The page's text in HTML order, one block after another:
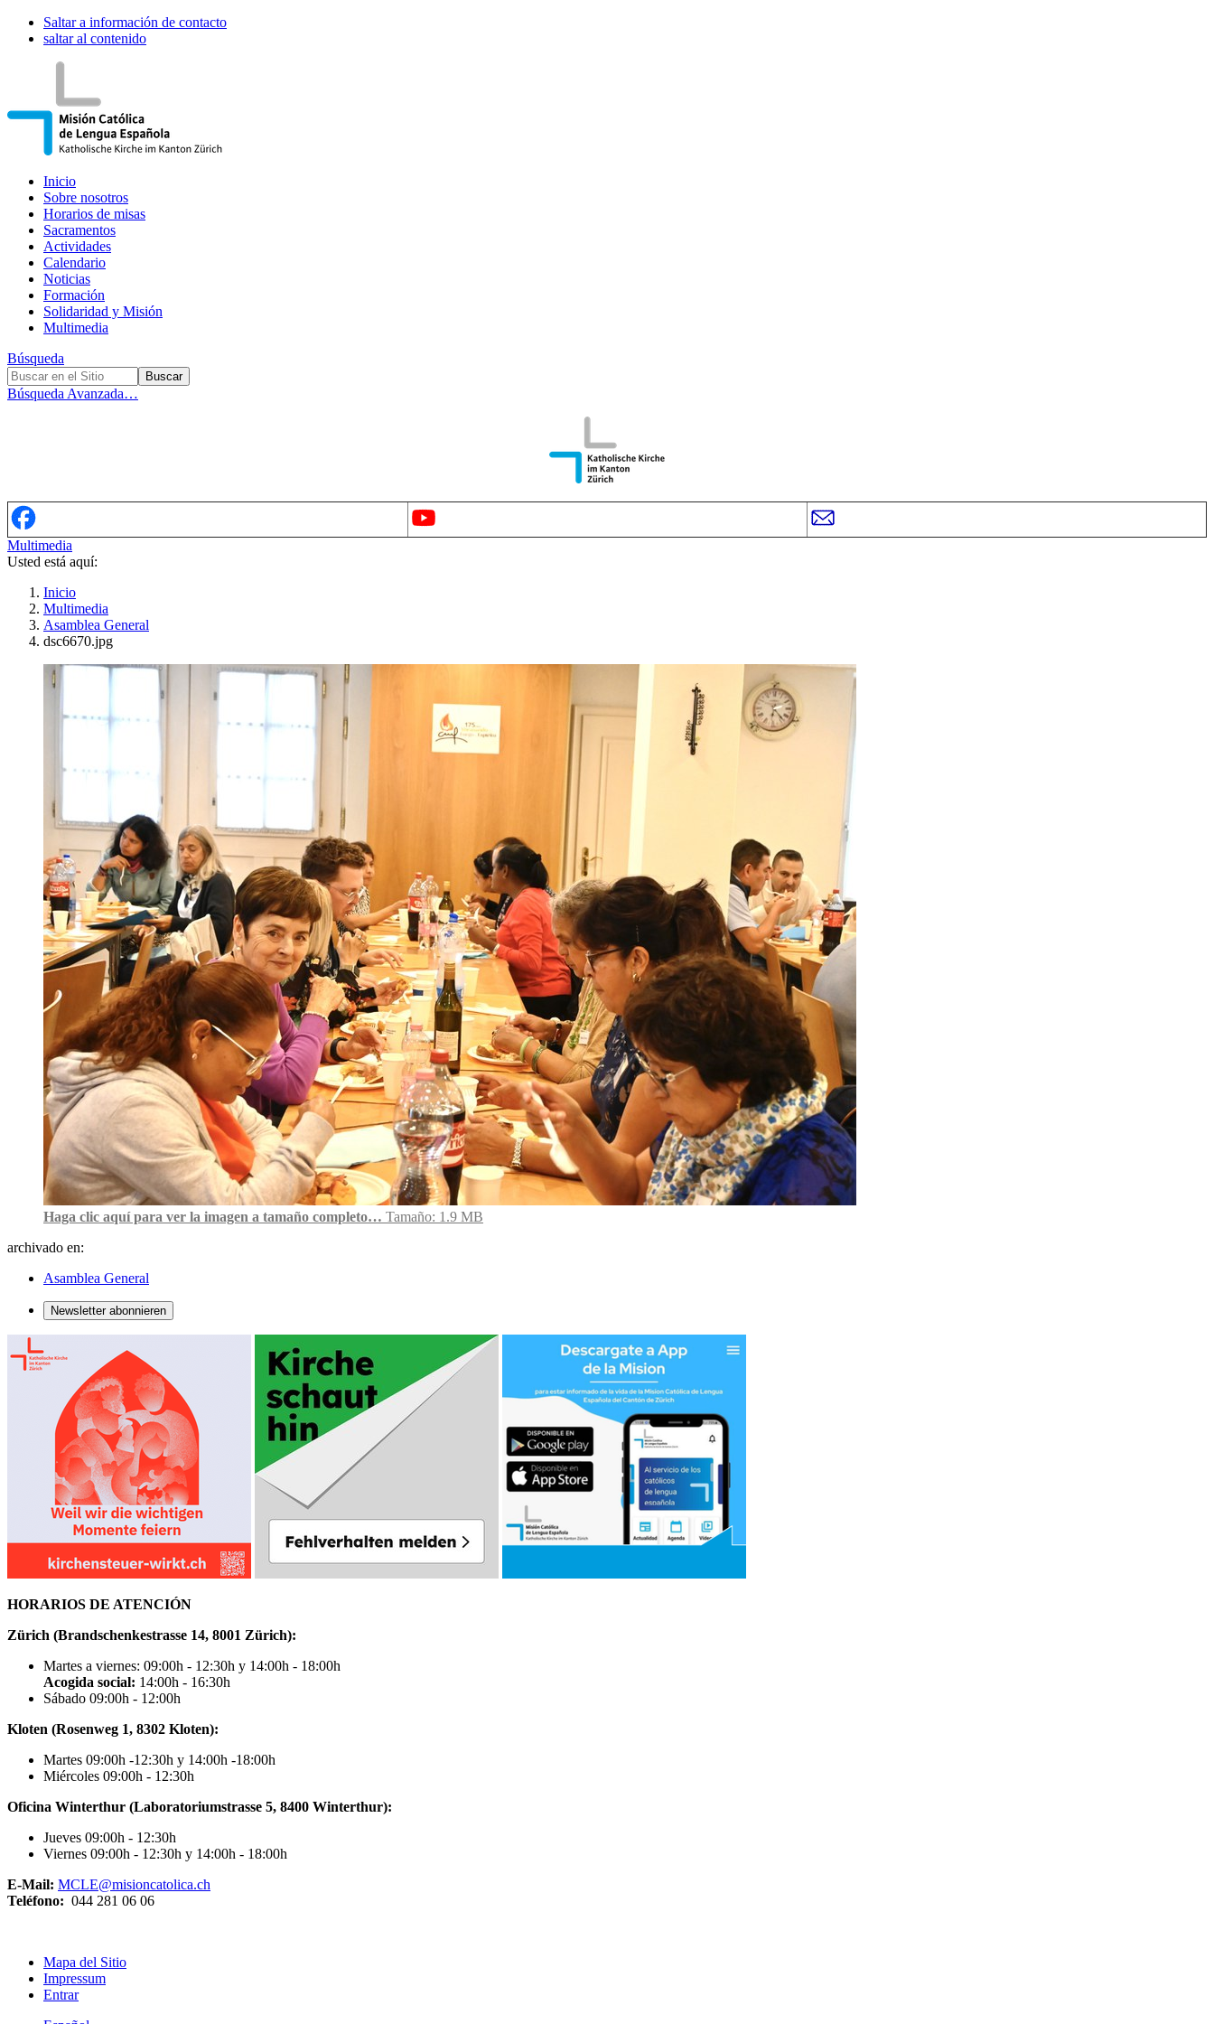
Saltar a información de contacto
saltar al contenido
Inicio
Sobre nosotros
Horarios de misas
Sacramentos
Actividades
Calendario
Noticias
Formación
Solidaridad y Misión
Multimedia
Búsqueda
Búsqueda Avanzada…
Multimedia
Usted está aquí:
Inicio
Multimedia
Asamblea General
dsc6670.jpg
Haga clic aquí para ver la imagen a tamaño completo… Tamaño: 1.9 MB
archivado en:
Asamblea General
Newsletter abonnieren
HORARIOS DE ATENCIÓN
Zürich (Brandschenkestrasse 14, 8001 Zürich):
Martes a viernes: 09:00h - 12:30h y 14:00h - 18:00h
Acogida social: 14:00h - 16:30h
Sábado 09:00h - 12:00h
Kloten (Rosenweg 1, 8302 Kloten):
Martes 09:00h -12:30h y 14:00h -18:00h
Miércoles 09:00h - 12:30h
Oficina Winterthur (Laboratoriumstrasse 5, 8400 Winterthur):
Jueves 09:00h - 12:30h
Viernes 09:00h - 12:30h y 14:00h - 18:00h
E-Mail: MCLE@misioncatolica.ch
Teléfono: 044 281 06 06
Mapa del Sitio
Impressum
Entrar